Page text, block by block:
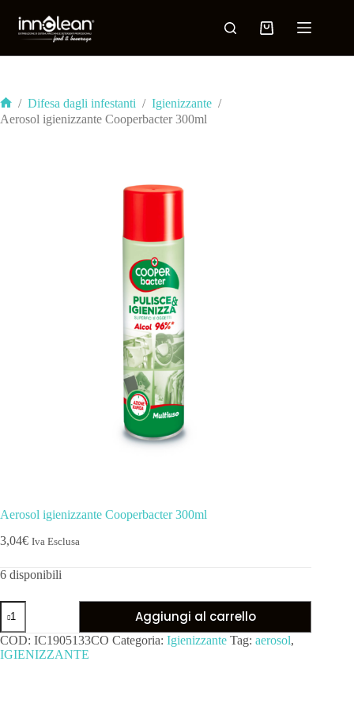
/ Difesa dagli infestanti / Igienizzante /
Aerosol igienizzante Cooperbacter 300ml
Aerosol igienizzante Cooperbacter 300ml
3,04€ Iva Esclusa
6 disponibili
Aggiungi al carrello
COD: IC1905133CO Categoria: Igienizzante Tag: aerosol,
IGIENIZZANTE